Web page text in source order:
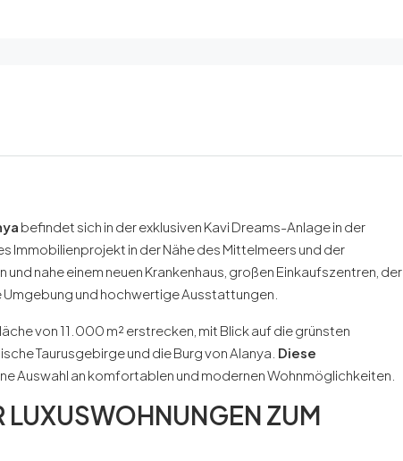
befindet sich in der exklusiven Kavi Dreams-Anlage in der
Immobilienprojekt in der Nähe des Mittelmeers und der
nahe einem neuen Krankenhaus, großen Einkaufszentren, der
und hochwertige Ausstattungen.
von 11.000 m² erstrecken, mit Blick auf die grünsten
Taurusgebirge und die Burg von Alanya. Diese
Auswahl an komfortablen und modernen Wohnmöglichkeiten.
LUXUSWOHNUNGEN ZUM